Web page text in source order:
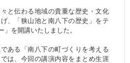
と伝わる地域の貴重な歴史・文化
、「狭山池と南八下の歴史」をテ
」を開講いたしました。
ある「南八下の町づくりを考える
は、今回の講演内容をまとめ生涯